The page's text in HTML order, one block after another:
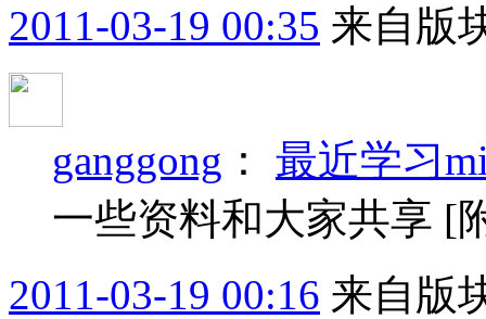
2011-03-19 00:35 来自版
ganggong ： 最近学习
一些资料和大家共享 [
2011-03-19 00:16 来自版